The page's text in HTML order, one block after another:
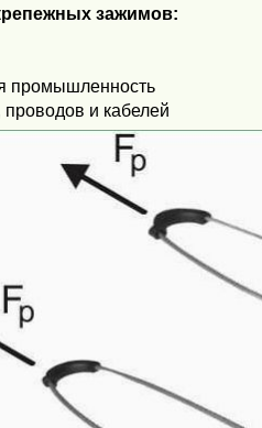
зажимов:
промышленность
проводов и кабелей